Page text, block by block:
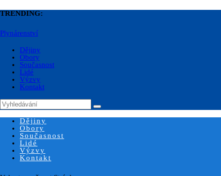
TRENDING:
Plynárenství
Dějiny
Obory
Současnost
Lidé
Výzvy
Kontakt
Dějiny
Obory
Současnost
Lidé
Výzvy
Kontakt